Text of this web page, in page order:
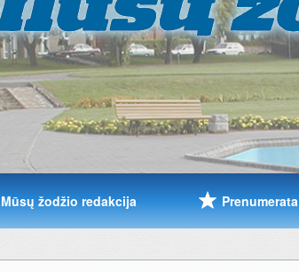
Mūsų žodžio redakcija Prenumerata